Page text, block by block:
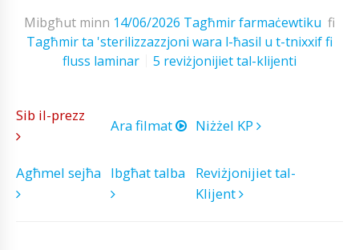
Mibgħut minn 14/06/2026 Tagħmir farmaċewtiku fi
Tagħmir ta 'sterilizzazzjoni wara l-ħasil u t-tnixxif fi
fluss laminar
5 reviżjonijiet tal-klijenti
Sib il-prezz
Ara filmat Niżżel KP
Agħmel sejħa Ibgħat talba
Reviżjonijiet tal-
Klijent